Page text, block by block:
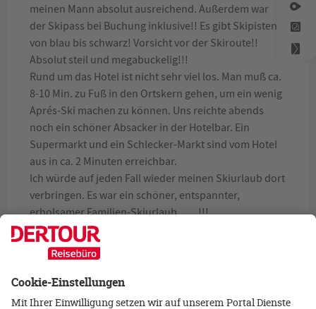
meinen Mann absolut ausreichend. Außerdem war
der Skipass bei Buchung inklusive!! Es gibt Skipisten
von blau bis schwarz! Vorsicht vor der Skiroute!!
Absolut steil und megabuckelig!!!
Rund um das Hotel ist nicht sehr viel los. Man muß ca.
8-10 Min. zu Fuß in den Ortskern gehen, um ein wenig
Aprés-Ski machen zu können. Uns reichte abends
noch ein schöner Absacker in der Hotelbar. Ein
Supermarkt und ein Schlecker-Markt sind vom Hotel
aus in ca. 2 Minuten erreichbar.
Ich würde auf jeden Fall wieder meinen Skiurlaub dort
verbringen. Es war ein schöner, entspannter,
erholsamer Familien-Skiurlaub. ..... !!!
Ihre
Eva Bohmann